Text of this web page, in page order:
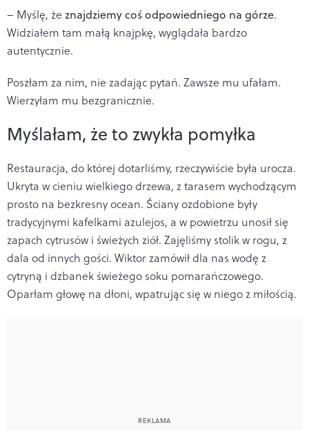
– Myślę, że znajdziemy coś odpowiedniego na górze.
Widziałem tam małą knajpkę, wyglądała bardzo
autentycznie.
Poszłam za nim, nie zadając pytań. Zawsze mu ufałam.
Wierzyłam mu bezgranicznie.
Myślałam, że to zwykła pomyłka
Restauracja, do której dotarliśmy, rzeczywiście była urocza.
Ukryta w cieniu wielkiego drzewa, z tarasem wychodzącym
prosto na bezkresny ocean. Ściany ozdobione były
tradycyjnymi kafelkami azulejos, a w powietrzu unosił się
zapach cytrusów i świeżych ziół. Zajęliśmy stolik w rogu, z
dala od innych gości. Wiktor zamówił dla nas wodę z
cytryną i dzbanek świeżego soku pomarańczowego.
Oparłam głowę na dłoni, wpatrując się w niego z miłością.